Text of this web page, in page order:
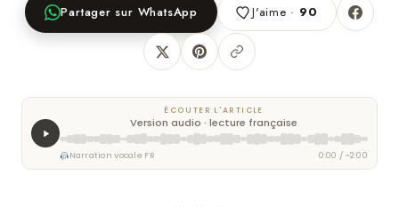
Partager sur WhatsApp J'aime · 90
ÉCOUTER L'ARTICLE
Version audio · lecture française
Narration vocale FR 0:00 / ~2:00